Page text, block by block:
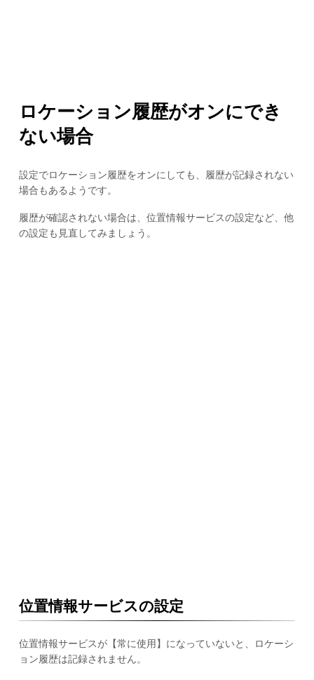
ロケーション履歴がオンにでき
ない場合
設定でロケーション履歴をオンにしても、履歴が記録されない
場合もあるようです。
履歴が確認されない場合は、位置情報サービスの設定など、他
の設定も見直してみましょう。
位置情報サービスの設定
位置情報サービスが【常に使用】になっていないと、ロケーシ
ョン履歴は記録されません。